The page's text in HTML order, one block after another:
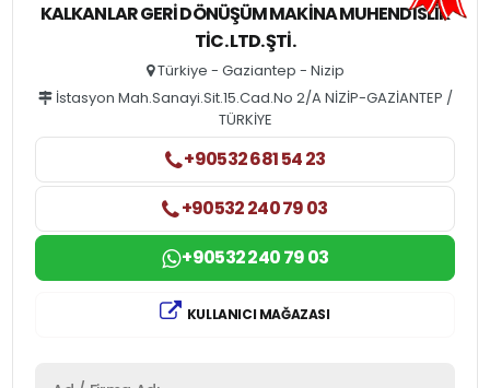
KALKANLAR GERI DÖNÜŞÜM MAKINA MUHENDISLIK
TIC. LTD. ŞTI.
Türkiye - Gaziantep - Nizip
İstasyon Mah.Sanayi.Sit.15.Cad.No 2/A NİZİP-GAZİANTEP /
TÜRKİYE
+90532 681 54 23
+90532 240 79 03
+90532 240 79 03
KULLANICI MAĞAZASI